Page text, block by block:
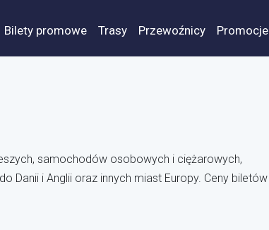
Bilety promowe Trasy Przewoźnicy Promocje
samochodów osobowych i ciężarowych,
i Anglii oraz innych miast Europy. Ceny biletów